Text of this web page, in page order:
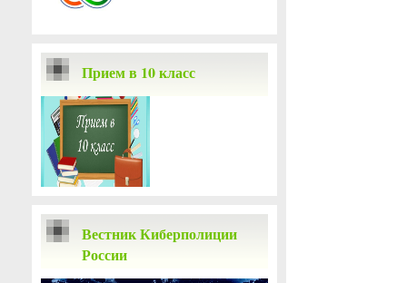
Прием в 10 класс
Вестник Киберполиции
России